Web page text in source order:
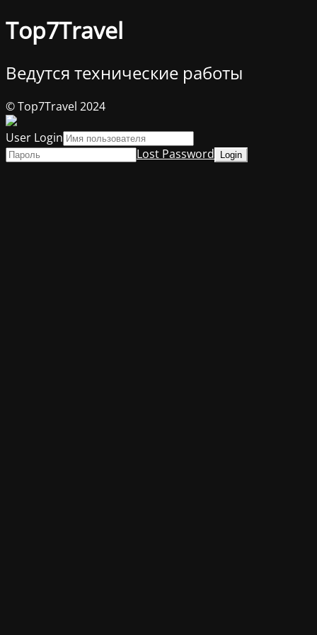
Top7Travel
Ведутся технические работы
© Top7Travel 2024
User Login
Lost Password